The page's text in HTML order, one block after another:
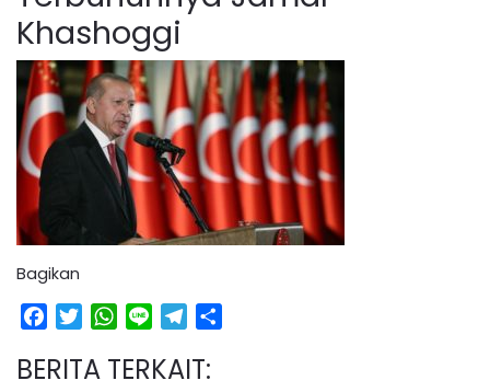
Khashoggi
Bagikan
Facebook
TwitterWhatsApp
Line Telegram
BERITA TERKAIT: